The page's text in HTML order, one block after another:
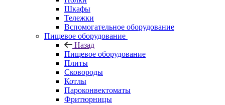
Шкафы
Тележки
Вспомогательное оборудование
Пищевое оборудование
Назад
Пищевое оборудование
Плиты
Сковороды
Котлы
Пароконвектоматы
Фритюрницы